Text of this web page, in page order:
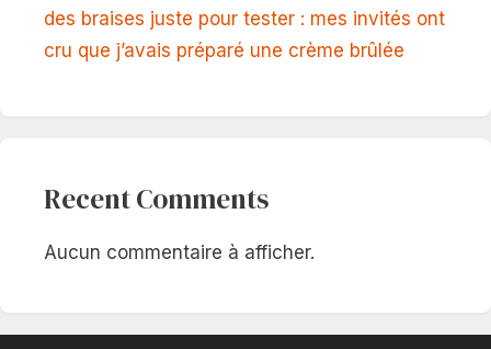
des braises juste pour tester : mes invités ont
cru que j’avais préparé une crème brûlée
Recent Comments
Aucun commentaire à afficher.